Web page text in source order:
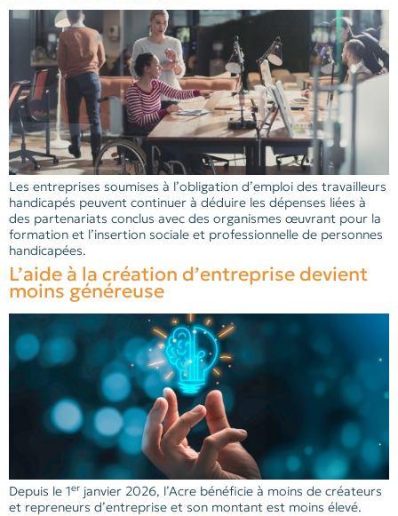
Les entreprises soumises à l’obligation d’emploi des travailleurs
handicapés peuvent continuer à déduire les dépenses liées à
des partenariats conclus avec des organismes œuvrant pour la
formation et l’insertion sociale et professionnelle de personnes
handicapées.
L’aide à la création d’entreprise devient
moins généreuse
Depuis le 1er janvier 2026, l’Acre bénéficie à moins de créateurs
et repreneurs d’entreprise et son montant est moins élevé.